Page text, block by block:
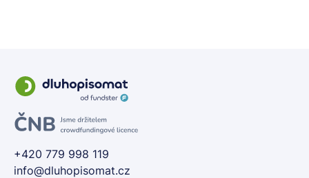
+420 779 998 119
info@dluhopisomat.cz